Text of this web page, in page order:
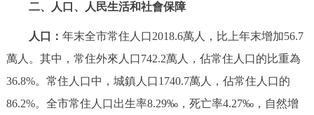
二、人口、人民生活和社會保障
人口： 年末全市常住人口2018.6萬人，比上年末增加56.7
萬人。其中，常住外來人口742.2萬人，佔常住人口的比重為
36.8%。常住人口中，城鎮人口1740.7萬人，佔常住人口的
86.2%。全市常住人口出生率8.29‰，死亡率4.27‰，自然增